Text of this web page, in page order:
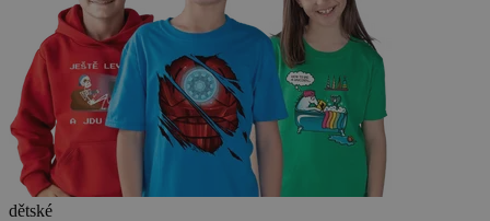
dětské